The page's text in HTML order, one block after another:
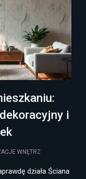
i
WNĘTRZ
działa Ściana